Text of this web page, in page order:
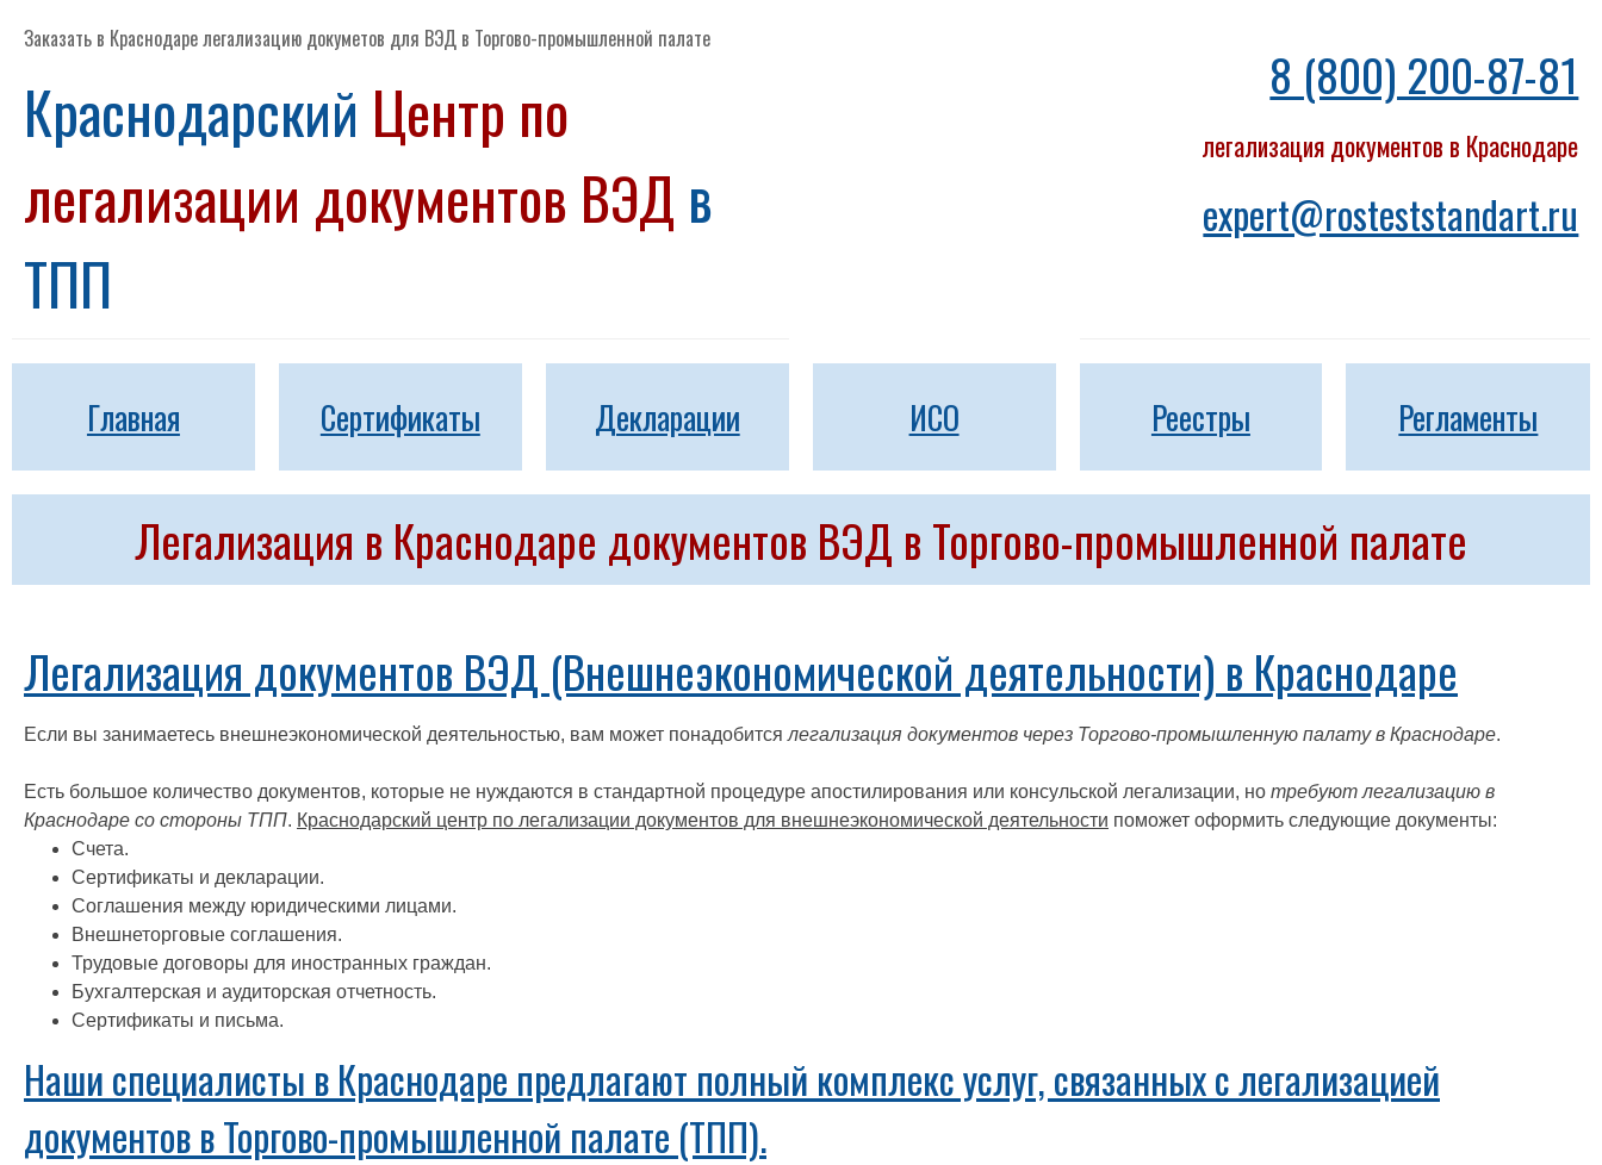
Заказать в Краснодаре легализацию докуметов для ВЭД в Торгово-промышленной палате
Краснодарский Центр по
легализации документов ВЭД в
ТПП
8 (800) 200-87-81
легализация документов в Краснодаре
expert@rosteststandart.ru
Главная Сертификаты Декларации ИСО Реестры Регламенты
Легализация в Краснодаре документов ВЭД в Торгово-промышленной палате
Легализация документов ВЭД (Внешнеэкономической деятельности) в Краснодаре
Если вы занимаетесь внешнеэкономической деятельностью, вам может понадобится легализация документов через Торгово-промышленную палату в Краснодаре.
Есть большое количество документов, которые не нуждаются в стандартной процедуре апостилирования или консульской легализации, но требуют легализацию в
Краснодаре со стороны ТПП. Краснодарский центр по легализации документов для внешнеэкономической деятельности поможет оформить следующие документы:
Счета.
Сертификаты и декларации.
Соглашения между юридическими лицами.
Внешнеторговые соглашения.
Трудовые договоры для иностранных граждан.
Бухгалтерская и аудиторская отчетность.
Сертификаты и письма.
Наши специалисты в Краснодаре предлагают полный комплекс услуг, связанных с легализацией
документов в Торгово-промышленной палате (ТПП).